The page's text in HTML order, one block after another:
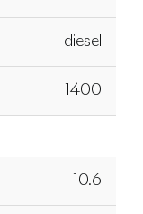
diesel
1400
10.6